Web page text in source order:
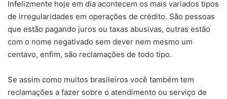
Infelizmente hoje em dia acontecem os mais variados tipos
de irregularidades em operações de crédito. São pessoas
que estão pagando juros ou taxas abusivas, outras estão
com o nome negativado sem dever nem mesmo um
centavo, enfim, são reclamações de todo tipo.
Se assim como muitos brasileiros você também tem
reclamações a fazer sobre o atendimento ou serviço de